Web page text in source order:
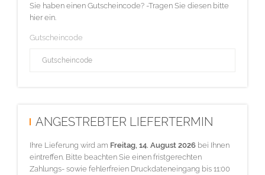
Sie haben einen Gutscheincode? -Tragen Sie diesen bitte
hier ein.
Gutscheincode
ANGESTREBTER LIEFERTERMIN
Ihre Lieferung wird am Freitag, 14. August 2026 bei Ihnen
eintreffen. Bitte beachten Sie einen fristgerechten
Zahlungs- sowie fehlerfreien Druckdateneingang bis 11:00